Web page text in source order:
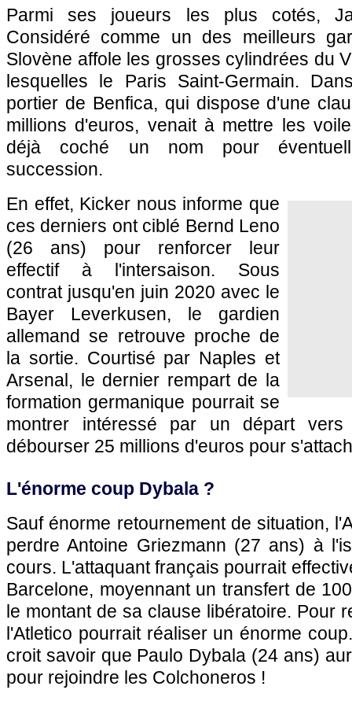
Parmi ses joueurs les plus cotés,
Considéré comme un des meilleurs
Slovène affole les grosses cylindrées du
lesquelles le Paris Saint-Germain.
portier de Benfica, qui dispose d'une
millions d'euros, venait à mettre les
déjà coché un nom pour
succession.
En effet, Kicker nous informe que
ces derniers ont ciblé Bernd Leno
(26 ans) pour renforcer leur
effectif à l'intersaison. Sous
contrat jusqu'en juin 2020 avec le
Bayer Leverkusen, le gardien
allemand se retrouve proche de
la sortie. Courtisé par Naples et
Arsenal, le dernier rempart de la
formation germanique pourrait se
montrer intéressé par un départ vers
débourser 25 millions d'euros pour
L'énorme coup Dybala ?
Sauf énorme retournement de situation,
perdre Antoine Griezmann (27 ans) à
cours. L'attaquant français pourrait
Barcelone, moyennant un transfert de
le montant de sa clause libératoire. Pour
l'Atletico pourrait réaliser un énorme
croit savoir que Paulo Dybala (24 ans)
pour rejoindre les Colchoneros !